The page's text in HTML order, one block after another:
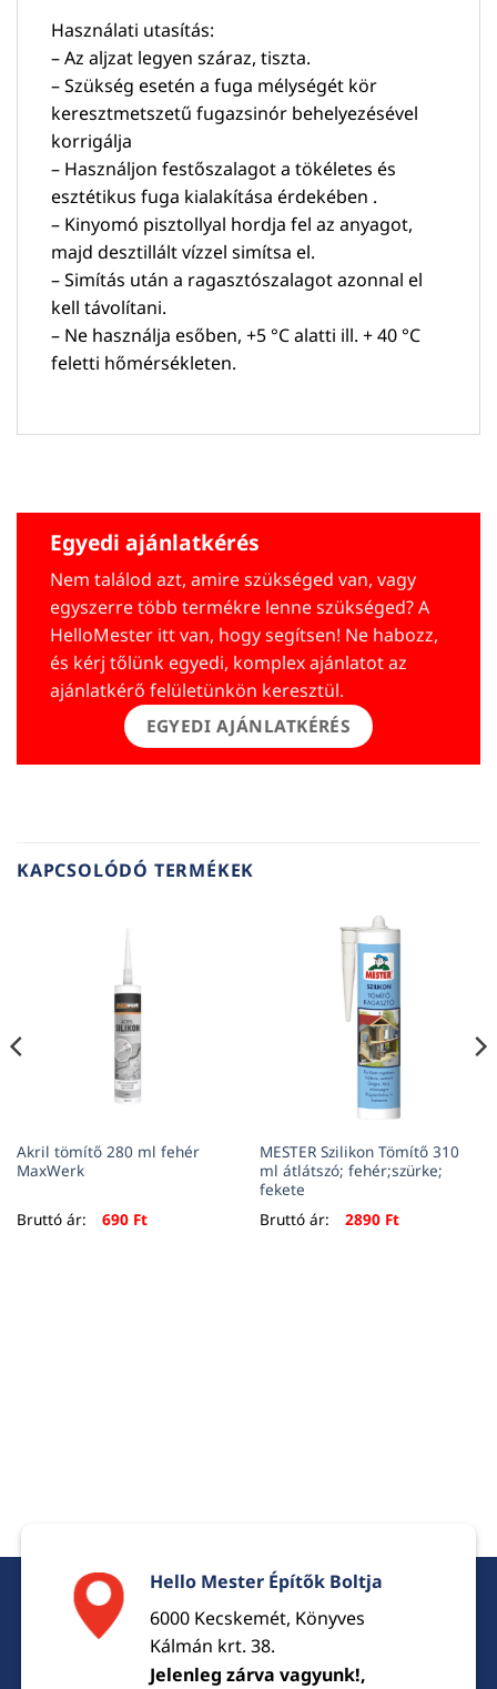
Használati utasítás:
– Az aljzat legyen száraz, tiszta.
– Szükség esetén a fuga mélységét kör
keresztmetszetű fugazsinór behelyezésével
korrigálja
– Használjon festőszalagot a tökéletes és
esztétikus fuga kialakítása érdekében .
– Kinyomó pisztollyal hordja fel az anyagot,
majd desztillált vízzel simítsa el.
– Simítás után a ragasztószalagot azonnal el
kell távolítani.
– Ne használja esőben, +5 °C alatti ill. + 40 °C
feletti hőmérsékleten.
Egyedi ajánlatkérés
Nem találod azt, amire szükséged van, vagy
egyszerre több termékre lenne szükséged? A
HelloMester itt van, hogy segítsen! Ne habozz,
és kérj tőlünk egyedi, komplex ajánlatot az
ajánlatkérő felületünkön keresztül.
EGYEDI AJÁNLATKÉRÉS
KAPCSOLÓDÓ TERMÉKEK
Akril tömítő 280 ml fehér
MaxWerk
Bruttó ár: 690 Ft
MESTER Szilikon Tömítő 310
ml átlátszó; fehér;szürke;
fekete
Bruttó ár:
2890 Ft
Hello Mester Építők Boltja
6000 Kecskemét, Könyves
Kálmán krt. 38.
Jelenleg zárva vagyunk!,